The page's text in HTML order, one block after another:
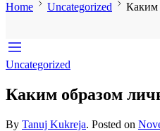
Home Uncategorized Каким
Uncategorized
Каким образом
By Tanuj Kukreja. Posted on